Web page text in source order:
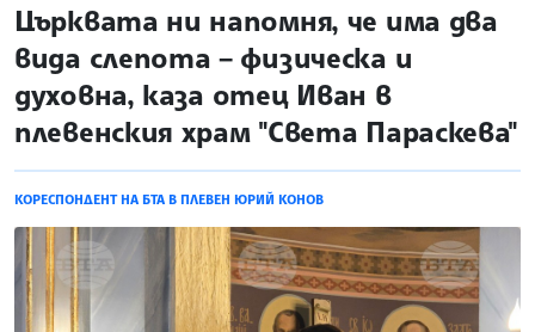
site.bta
Църквата ни напомня, че има два
вида слепота – физическа и
духовна, каза отец Иван в
плевенския храм "Света Параскева"
КОРЕСПОНДЕНТ НА БТА В ПЛЕВЕН ЮРИЙ КОНОВ